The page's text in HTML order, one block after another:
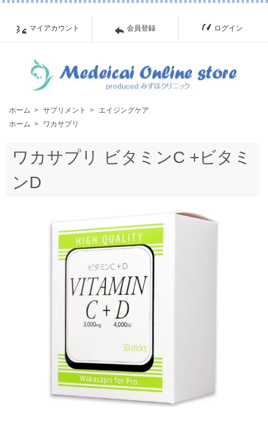
マイアカウント 会員登録 ログイン
ホーム > サプリメント >
エイジングケア
ホーム > ワカサプリ
ワカサプリ ビタミンC +ビタミ
ンD